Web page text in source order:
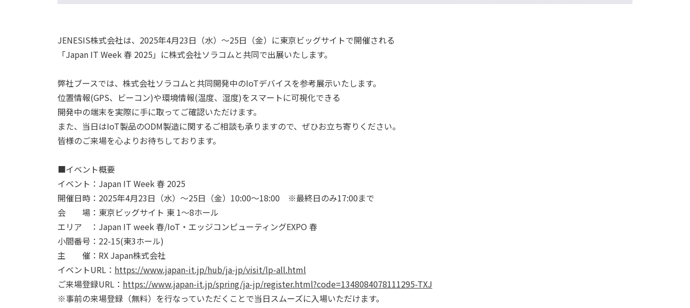
JENESIS株式会社は、2025年4月23日（水）～25日（金）に東京ビッグサイトで開催される
「Japan IT Week 春 2025」に株式会社ソラコムと共同で出展いたします。
弊社ブースでは、株式会社ソラコムと共同開発中のIoTデバイスを参考展示いたします。
位置情報(GPS、ビーコン)や環境情報(温度、湿度)をスマートに可視化できる
開発中の端末を実際に手に取ってご確認いただけます。
また、当日はIoT製品のODM製造に関するご相談も承りますので、ぜひお立ち寄りください。
皆様のご来場を心よりお待ちしております。
■イベント概要
イベント：Japan IT Week 春 2025
開催日時：2025年4月23日（水）～25日（金）10:00～18:00 ※最終日のみ17:00まで
会 場：東京ビッグサイト 東 1～8ホール
エリア ：Japan IT week 春/IoT・エッジコンピューティングEXPO 春
小間番号：22-15(東3ホール)
主 催：RX Japan株式会社
イベントURL： https://www.japan-it.jp/hub/ja-jp/visit/lp-all.html
ご来場登録URL： https://www.japan-it.jp/spring/ja-jp/register.html?code=1348084078111295-TXJ
※事前の来場登録（無料）を行なっていただくことで当日スムーズに入場いただけます。